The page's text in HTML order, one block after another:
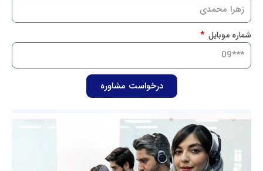
شماره موبایل
درخواست مشاوره